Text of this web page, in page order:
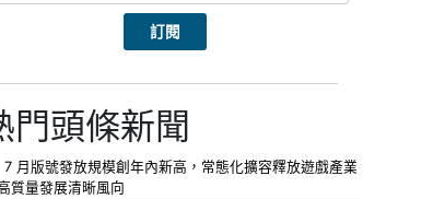
門頭條新聞
7 月版號發放規模創年內新高，常態化擴容釋放遊戲產業
質量發展清晰風向